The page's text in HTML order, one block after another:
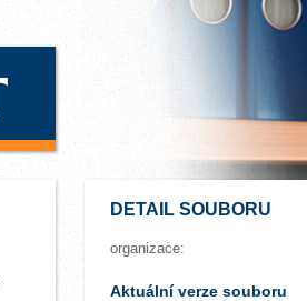
DETAIL SOUBORU
organizace:
Aktuální verze souboru